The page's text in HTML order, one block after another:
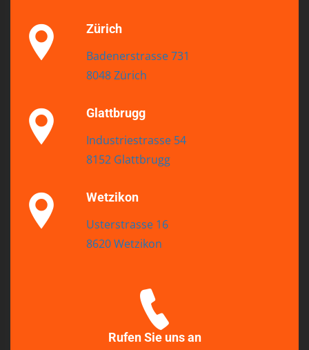
Zürich
Badenerstrasse 731
8048 Zürich
Glattbrugg
Industriestrasse 54
8152 Glattbrugg
Wetzikon
Usterstrasse 16
8620 Wetzikon
Rufen Sie uns an